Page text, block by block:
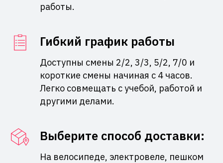
работы.
Гибкий график работы
Доступны смены 2/2, 3/3, 5/2, 7/0 и
короткие смены начиная с 4 часов.
Легко совмещать с учебой, работой и
другими делами.
Выберите способ доставки:
На велосипеде, электровеле, пешком